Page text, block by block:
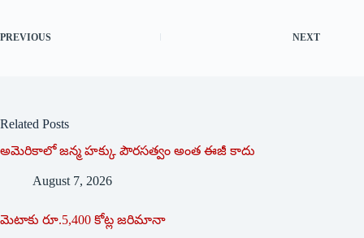
PREVIOUS NEXT
Related Posts
అమెరికాలో జన్మ హక్కు పౌరసత్వం అంత ఈజీ కాదు
August 7, 2026
మెటాకు రూ.5,400 కోట్ల జరిమానా